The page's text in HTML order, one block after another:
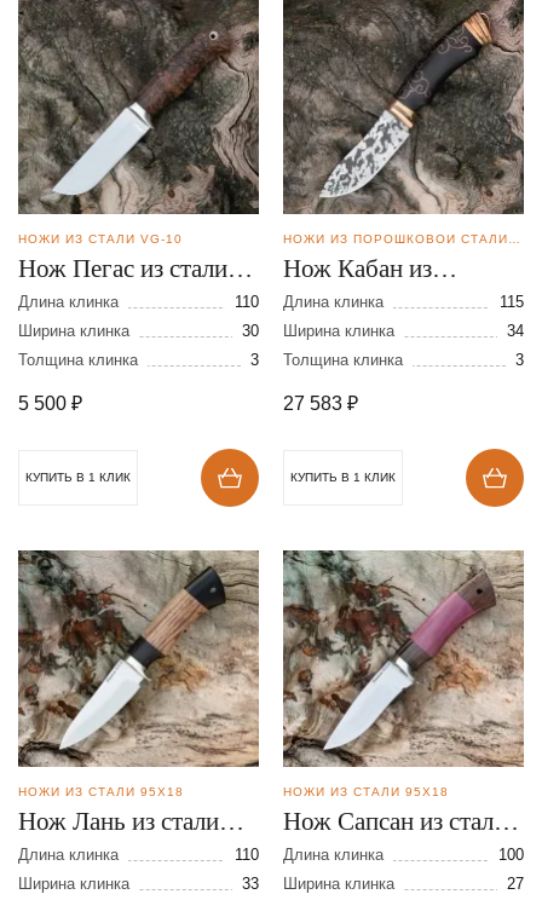
НОЖИ ИЗ СТАЛИ VG-10
Нож Пегас из стали
VG-10
Длина клинка
110
Ширина клинка
30
Толщина клинка
3
5 500 ₽
КУПИТЬ В 1 КЛИК
Нож Кабан из
порошковой стали
М-398
Длина клинка
115
Ширина клинка
34
Толщина клинка
3
27 583 ₽
КУПИТЬ В 1 КЛИК
НОЖИ ИЗ СТАЛИ 95Х18
Нож Лань из стали
95Х18
Длина клинка
110
Ширина клинка
33
НОЖИ ИЗ СТАЛИ 95Х18
Нож Сапсан из стали
95Х18
Длина клинка
100
Ширина клинка
27